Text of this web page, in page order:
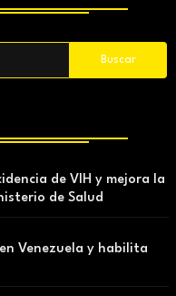
de VIH y mejora la
de Salud
Venezuela y habilita